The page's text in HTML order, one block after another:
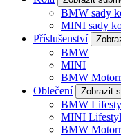
BMW sady
MINI sady
Příslušenství
BMW
MINI
BMW
Oblečení
Zobrazit
BMW
MINI
BMW